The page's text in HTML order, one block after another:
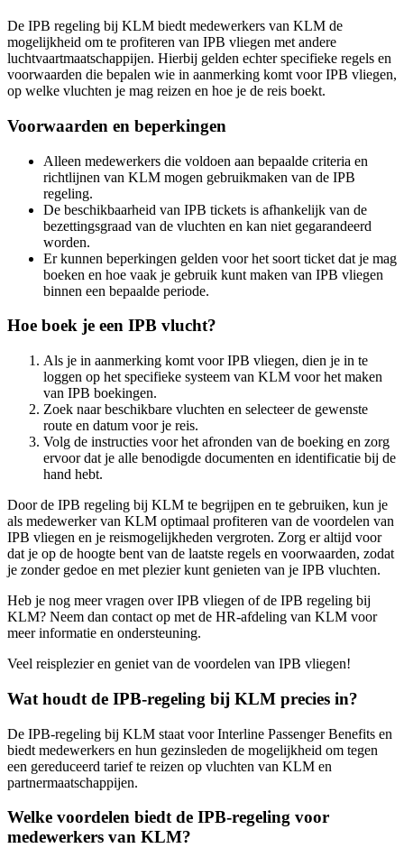
De IPB regeling bij KLM biedt medewerkers van KLM de
mogelijkheid om te profiteren van IPB vliegen met andere
luchtvaartmaatschappijen. Hierbij gelden echter specifieke regels en
voorwaarden die bepalen wie in aanmerking komt voor IPB vliegen,
op welke vluchten je mag reizen en hoe je de reis boekt.
Voorwaarden en beperkingen
Alleen medewerkers die voldoen aan bepaalde criteria en
richtlijnen van KLM mogen gebruikmaken van de IPB
regeling.
De beschikbaarheid van IPB tickets is afhankelijk van de
bezettingsgraad van de vluchten en kan niet gegarandeerd
worden.
Er kunnen beperkingen gelden voor het soort ticket dat je mag
boeken en hoe vaak je gebruik kunt maken van IPB vliegen
binnen een bepaalde periode.
Hoe boek je een IPB vlucht?
Als je in aanmerking komt voor IPB vliegen, dien je in te
loggen op het specifieke systeem van KLM voor het maken
van IPB boekingen.
Zoek naar beschikbare vluchten en selecteer de gewenste
route en datum voor je reis.
Volg de instructies voor het afronden van de boeking en zorg
ervoor dat je alle benodigde documenten en identificatie bij de
hand hebt.
Door de IPB regeling bij KLM te begrijpen en te gebruiken, kun je
als medewerker van KLM optimaal profiteren van de voordelen van
IPB vliegen en je reismogelijkheden vergroten. Zorg er altijd voor
dat je op de hoogte bent van de laatste regels en voorwaarden, zodat
je zonder gedoe en met plezier kunt genieten van je IPB vluchten.
Heb je nog meer vragen over IPB vliegen of de IPB regeling bij
KLM? Neem dan contact op met de HR-afdeling van KLM voor
meer informatie en ondersteuning.
Veel reisplezier en geniet van de voordelen van IPB vliegen!
Wat houdt de IPB-regeling bij KLM precies in?
De IPB-regeling bij KLM staat voor Interline Passenger Benefits en
biedt medewerkers en hun gezinsleden de mogelijkheid om tegen
een gereduceerd tarief te reizen op vluchten van KLM en
partnermaatschappijen.
Welke voordelen biedt de IPB-regeling voor
medewerkers van KLM?